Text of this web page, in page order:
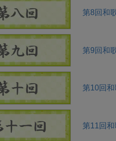
第8回和
第9回和
第10回和
第11回和